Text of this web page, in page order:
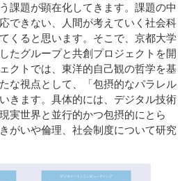
課題が顕在化してきます。課題の中
できない、人間が考えていく社会科
くると思います。そこで、京都大学
たグループと共創プロジェクトを開
クトでは、東洋的自己観の哲学を基
な視点として、「包摂的なパラレル
きます。具体的には、デジタル技術
実世界と並行的かつ包摂的にとら
がいや倫理、社会制度について研究